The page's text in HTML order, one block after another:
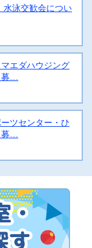
水泳交歓会につい
マエダハウジング
募…
ツセンター・ひ
募…